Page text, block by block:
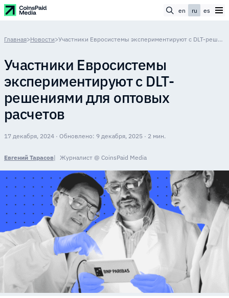
en ru es
Главная>Новости> Участники Евросистемы экспериментируют с DLT-решениями для оптовых расчетов
Участники Евросистемы
экспериментируют с DLT-
решениями для оптовых
расчетов
17 декабря, 2024 · Обновлено: 9 декабря, 2025 · 2 мин.
Евгений Тарасов Журналист @ CoinsPaid Media